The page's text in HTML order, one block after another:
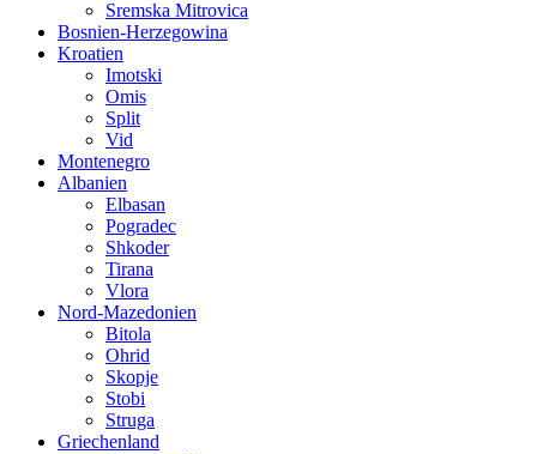
Sremska Mitrovica
Bosnien-Herzegowina
Kroatien
Imotski
Omis
Split
Vid
Montenegro
Albanien
Elbasan
Pogradec
Shkoder
Tirana
Vlora
Nord-Mazedonien
Bitola
Ohrid
Skopje
Stobi
Struga
Griechenland